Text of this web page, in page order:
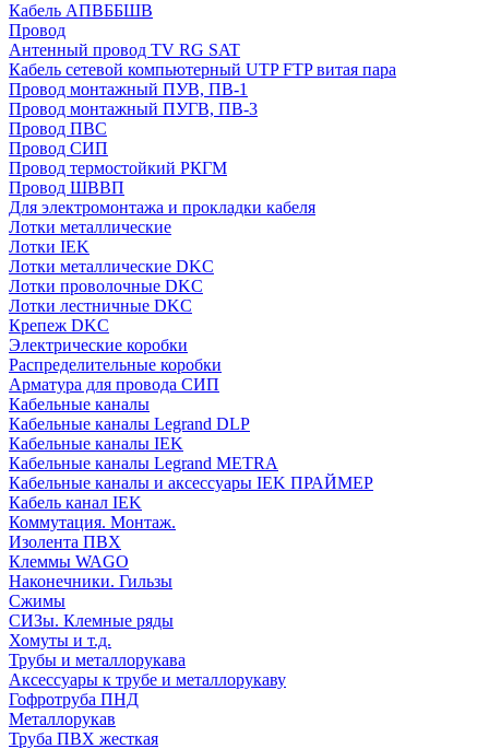
Кабель АПВББШВ
Провод
Антенный провод TV RG SAT
Кабель сетевой компьютерный UTP FTP витая пара
Провод монтажный ПУВ, ПВ-1
Провод монтажный ПУГВ, ПВ-3
Провод ПВС
Провод СИП
Провод термостойкий РКГМ
Провод ШВВП
Для электромонтажа и прокладки кабеля
Лотки металлические
Лотки IEK
Лотки металлические DKC
Лотки проволочные DKC
Лотки лестничные DKC
Крепеж DKC
Электрические коробки
Распределительные коробки
Арматура для провода СИП
Кабельные каналы
Кабельные каналы Legrand DLP
Кабельные каналы IEK
Кабельные каналы Legrand METRA
Кабельные каналы и аксессуары IEK ПРАЙМЕР
Кабель канал IEK
Коммутация. Монтаж.
Изолента ПВХ
Клеммы WAGO
Наконечники. Гильзы
Сжимы
СИЗы. Клемные ряды
Хомуты и т.д.
Трубы и металлорукава
Аксессуары к трубе и металлорукаву
Гофротруба ПНД
Металлорукав
Труба ПВХ жесткая